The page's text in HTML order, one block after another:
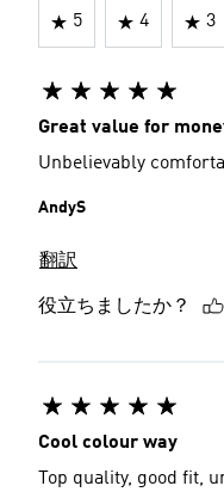
5 4 3
Great value for
Unbelievably
AndyS
翻訳
役立ちましたか？
Cool colour way
Top quality, good fit,